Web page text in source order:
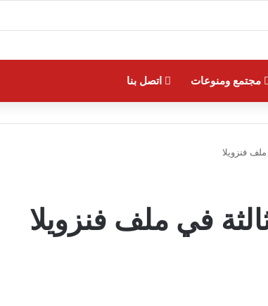
الثلاثة الأولى في النسخة 75 من رالي فنلندا
مجتمع ومنوعات اتصل بنا
فنزويلا
في ملف فنزويلا